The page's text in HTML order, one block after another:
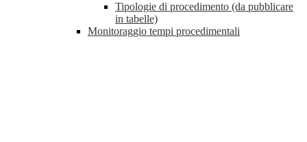
Tipologie di procedimento (da pubblicare
in tabelle)
Monitoraggio tempi procedimentali